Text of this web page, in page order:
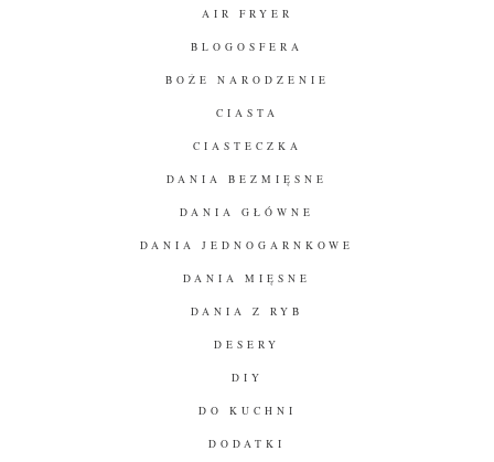
AIR FRYER
BLOGOSFERA
BOŻE NARODZENIE
CIASTA
CIASTECZKA
DANIA BEZMIĘSNE
DANIA GŁÓWNE
DANIA JEDNOGARNKOWE
DANIA MIĘSNE
DANIA Z RYB
DESERY
DIY
DO KUCHNI
DODATKI